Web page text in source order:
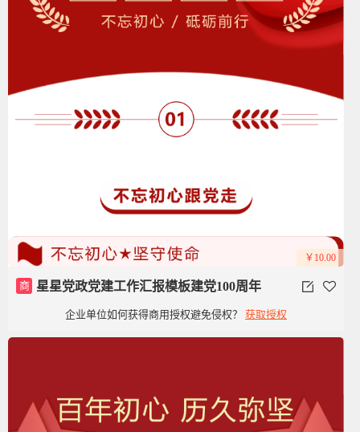
￥10.00
商 星星党政党建工作汇报模板建党100周年
企业单位如何获得商用授权避免侵权？ 获取授权